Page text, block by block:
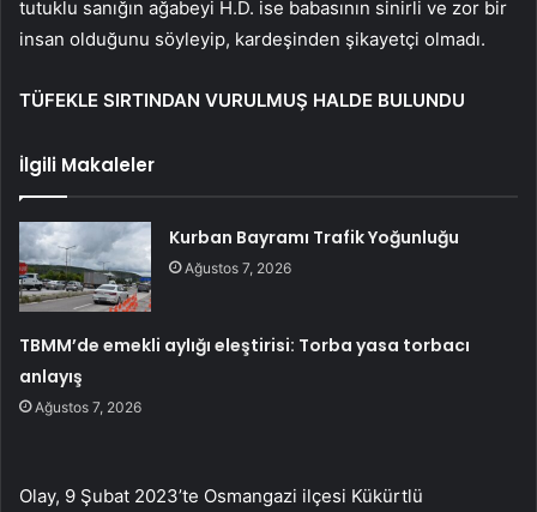
tutuklu sanığın ağabeyi H.D. ise babasının sinirli ve zor bir
insan olduğunu söyleyip, kardeşinden şikayetçi olmadı.
TÜFEKLE SIRTINDAN VURULMUŞ HALDE BULUNDU
İlgili Makaleler
Kurban Bayramı Trafik Yoğunluğu
Ağustos 7, 2026
TBMM’de emekli aylığı eleştirisi: Torba yasa torbacı
anlayış
Ağustos 7, 2026
Olay, 9 Şubat 2023’te Osmangazi ilçesi Kükürtlü